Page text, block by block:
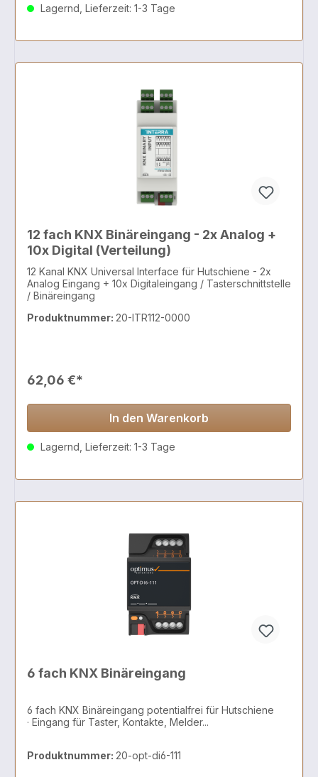
Lagernd, Lieferzeit: 1-3 Tage
12 fach KNX Binäreingang - 2x Analog +
10x Digital (Verteilung)
12 Kanal KNX Universal Interface für Hutschiene - 2x
Analog Eingang + 10x Digitaleingang / Tasterschnittstelle
/ Binäreingang
Produktnummer: 20-ITR112-0000
62,06 €*
In den Warenkorb
Lagernd, Lieferzeit: 1-3 Tage
6 fach KNX Binäreingang
6 fach KNX Binäreingang potentialfrei für Hutschiene
· Eingang für Taster, Kontakte, Melder...
Produktnummer: 20-opt-di6-111